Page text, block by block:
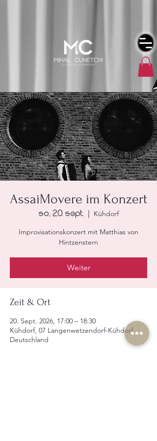
AssaiMovere im Konzert
So., 20. Sept.
  |
Kühdorf
Improvisationskonzert mit Matthias von
Hintzenstern
Weiter
Zeit & Ort
20. Sept. 2026, 17:00 – 18:30
Kühdorf, 07 Langenwetzendorf-Kühdorf,
Deutschland